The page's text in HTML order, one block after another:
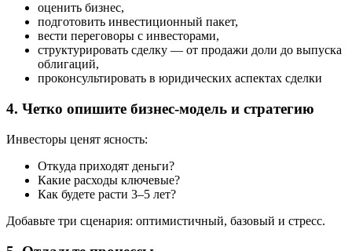
оценить бизнес,
подготовить инвестиционный пакет,
вести переговоры с инвесторами,
структурировать сделку — от продажи доли до выпуска
облигаций,
проконсультировать в юридических аспектах сделки
4. Четко опишите бизнес-модель и стратегию
Инвесторы ценят ясность:
Откуда приходят деньги?
Какие расходы ключевые?
Как будете расти 3–5 лет?
Добавьте три сценария: оптимистичный, базовый и стресс.